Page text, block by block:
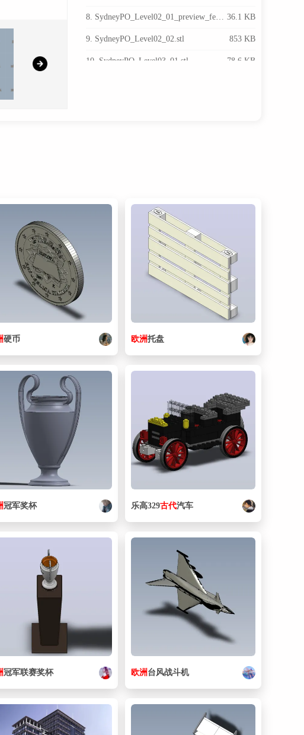
8. SydneyPO_Level02_01_preview_featured.jpg 36.1 KB
9. SydneyPO_Level02_02.stl 853 KB
10. SydneyPO_Level03_01.stl 78.6 KB
硬币 欧洲托盘
冠军奖杯 乐高329古代汽车
冠军联赛奖杯 欧洲 台风战斗机